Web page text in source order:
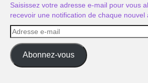
Saisissez votre adresse e-mail pour vous
recevoir une notification de chaque nouvel
Adresse
e-
mail
Abonnez-vous